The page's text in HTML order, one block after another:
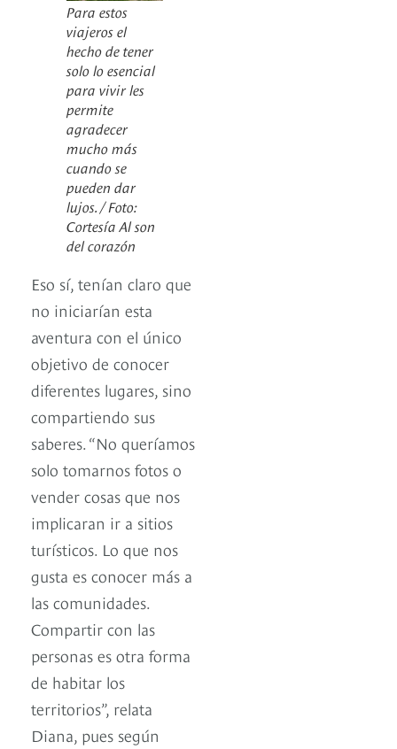
Para estos
viajeros el
hecho de tener
solo lo esencial
para vivir les
permite
agradecer
mucho más
cuando se
pueden dar
lujos. / Foto:
Cortesía Al son
del corazón
Eso sí, tenían claro que
no iniciarían esta
aventura con el único
objetivo de conocer
diferentes lugares, sino
compartiendo sus
saberes. “No queríamos
solo tomarnos fotos o
vender cosas que nos
implicaran ir a sitios
turísticos. Lo que nos
gusta es conocer más a
las comunidades.
Compartir con las
personas es otra forma
de habitar los
territorios”, relata
Diana, pues según